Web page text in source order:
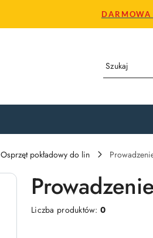
DARMOWA
Osprzęt pokładowy do lin
Liczba produktów:0